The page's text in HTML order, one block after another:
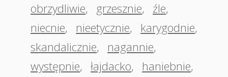
obrzydliwie, grzesznie, źle,
niecnie, nieetycznie, karygodnie,
skandalicznie, nagannie,
występnie, łajdacko, haniebnie,